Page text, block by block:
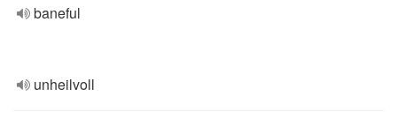
baneful
unheilvoll